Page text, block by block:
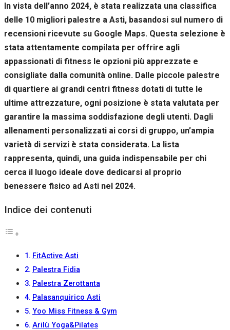
In vista dell’anno 2024, è stata realizzata una classifica
delle 10 migliori palestre a Asti, basandosi sul numero di
recensioni ricevute su Google Maps. Questa selezione è
stata attentamente compilata per offrire agli
appassionati di fitness le opzioni più apprezzate e
consigliate dalla comunità online. Dalle piccole palestre
di quartiere ai grandi centri fitness dotati di tutte le
ultime attrezzature, ogni posizione è stata valutata per
garantire la massima soddisfazione degli utenti. Dagli
allenamenti personalizzati ai corsi di gruppo, un’ampia
varietà di servizi è stata considerata. La lista
rappresenta, quindi, una guida indispensabile per chi
cerca il luogo ideale dove dedicarsi al proprio
benessere fisico ad Asti nel 2024.
Indice dei contenuti
FitActive Asti
Palestra Fidia
Palestra Zerottanta
Palasanquirico Asti
Yoo Miss Fitness & Gym
Arilù Yoga&Pilates